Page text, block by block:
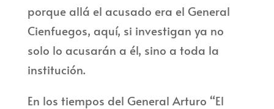
porque allá el acusado era el General
Cienfuegos, aquí, si investigan ya no
solo lo acusarán a él, sino a toda la
institución.
En los tiempos del General Arturo “El